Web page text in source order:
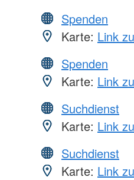
Spenden
Karte: Link
Spenden
Karte: Link
Suchdienst
Karte: Link
Suchdienst
Karte: Link